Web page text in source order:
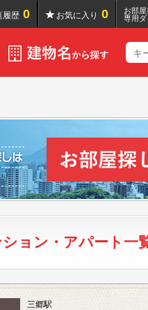
履歴 0 お気に入り 0
お部屋
専用
ョン・アパート一
三郷駅